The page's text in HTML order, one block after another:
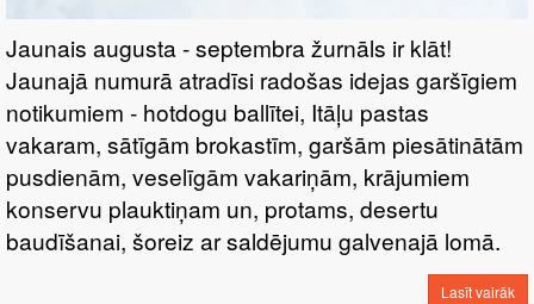
Jaunais augusta - septembra žurnāls ir klāt!
Jaunajā numurā atradīsi radošas idejas garšīgiem
notikumiem - hotdogu ballītei, Itāļu pastas
vakaram, sātīgām brokastīm, garšām piesātinātām
pusdienām, veselīgām vakariņām, krājumiem
konservu plauktiņam un, protams, desertu
baudīšanai, šoreiz ar saldējumu galvenajā lomā.
Lasīt vairāk